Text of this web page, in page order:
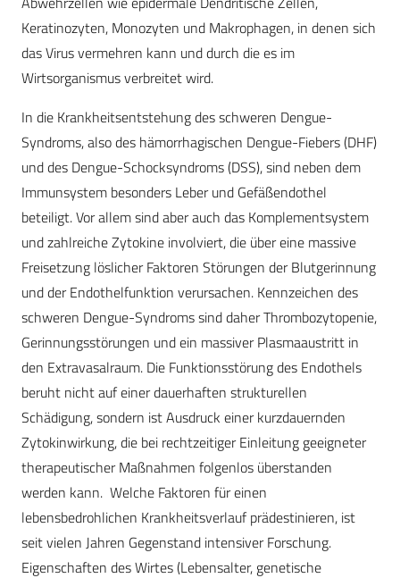
Keratinozyten, Monozyten und Makrophagen, in denen sich
das Virus vermehren kann und durch die es im
Wirtsorganismus verbreitet wird.
In die Krankheitsentstehung des schweren Dengue-
Syndroms, also des hämorrhagischen Dengue-Fiebers (DHF)
und des Dengue-Schocksyndroms (DSS), sind neben dem
Immunsystem besonders Leber und Gefäßendothel
beteiligt. Vor allem sind aber auch das Komplementsystem
und zahlreiche Zytokine involviert, die über eine massive
Freisetzung löslicher Faktoren Störungen der Blutgerinnung
und der Endothelfunktion verursachen. Kennzeichen des
schweren Dengue-Syndroms sind daher Thrombozytopenie,
Gerinnungsstörungen und ein massiver Plasmaaustritt in
den Extravasalraum. Die Funktionsstörung des Endothels
beruht nicht auf einer dauerhaften strukturellen
Schädigung, sondern ist Ausdruck einer kurzdauernden
Zytokinwirkung, die bei rechtzeitiger Einleitung geeigneter
therapeutischer Maßnahmen folgenlos überstanden
werden kann. Welche Faktoren für einen
lebensbedrohlichen Krankheitsverlauf prädestinieren, ist
seit vielen Jahren Gegenstand intensiver Forschung.
Eigenschaften des Wirtes (Lebensalter, genetische